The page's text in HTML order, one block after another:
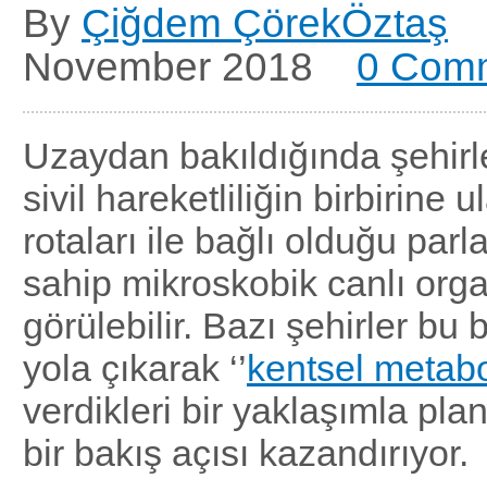
By Çiğdem ÇörekÖztaş
November 2018
0
Uzaydan bakıldığında
sivil hareketliliğin birbirine
rotaları ile bağlı olduğu
sahip mikroskobik canlı
görülebilir. Bazı şehirler bu
yola çıkarak ‘’kentsel
verdikleri bir yaklaşımla
bir bakış açısı kazandırıyor.